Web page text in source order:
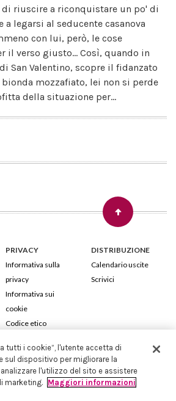
riuscire a riconquistare un po' di
a legarsi al seducente casanova
con lui, però, le cose
il verso giusto... Così, quando in
San Valentino, scopre il fidanzato
mozzafiato, lei non si perde
della situazione per...
PRIVACY
Informativa sulla
privacy
Informativa sui
cookie
Codice etico
DISTRIBUZIONE
Calendario uscite
Scrivici
S.p.A. Viale Monte Nero, 84 - 20135 Milano
P.IVA 05946780151 - Capitale Sociale 258.250 €
delle imprese nr.198004 e REA nr.1051898
tutti i cookie”, l'utente accetta di
sul dispositivo per migliorare la
l'utilizzo del sito e assistere
marketing. Maggiori informazioni